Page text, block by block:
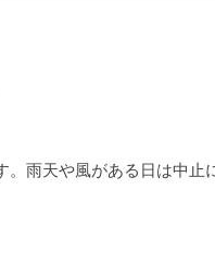
。雨天や風がある日は中止